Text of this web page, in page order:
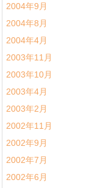
2004年9月
2004年8月
2004年4月
2003年11月
2003年10月
2003年4月
2003年2月
2002年11月
2002年9月
2002年7月
2002年6月